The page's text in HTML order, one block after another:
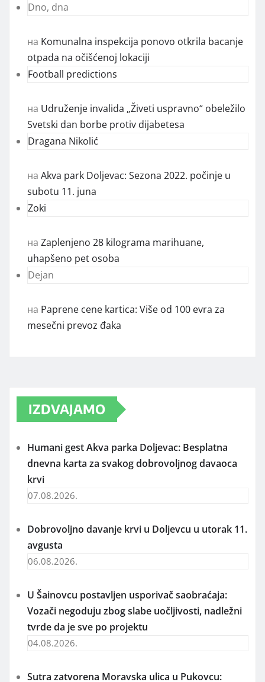
Dno, dna
на Komunalna inspekcija ponovo otkrila bacanje
otpada na očišćenoj lokaciji
Football predictions
на Udruženje invalida „Živeti uspravno“ obeležilo
Svetski dan borbe protiv dijabetesa
Dragana Nikolić
на Akva park Doljevac: Sezona 2022. počinje u
subotu 11. juna
Zoki
на Zaplenjeno 28 kilograma marihuane,
uhapšeno pet osoba
Dejan
на Paprene cene kartica: Više od 100 evra za
mesečni prevoz đaka
IZDVAJAMO
Humani gest Akva parka Doljevac: Besplatna
dnevna karta za svakog dobrovoljnog davaoca
krvi
07.08.2026.
Dobrovoljno davanje krvi u Doljevcu u utorak 11.
avgusta
06.08.2026.
U Šainovcu postavljen usporivač saobraćaja:
Vozači negoduju zbog slabe uočljivosti, nadležni
tvrde da je sve po projektu
04.08.2026.
Sutra zatvorena Moravska ulica u Pukovcu: